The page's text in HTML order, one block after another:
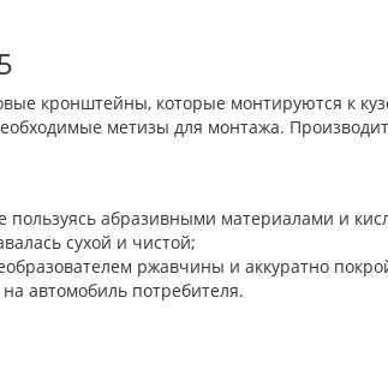
кронштейны, которые монтируются к
метизы для монтажа.
пользуясь абразивными материалами и
сухой и чистой;
ржавчины и аккуратно
автомобиль потребителя.